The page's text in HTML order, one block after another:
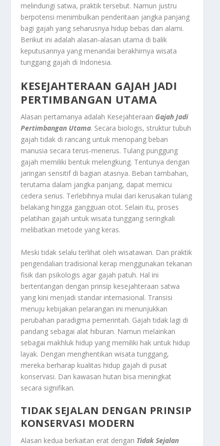
melindungi satwa, praktik tersebut. Namun justru
berpotensi menimbulkan penderitaan jangka panjang
bagi gajah yang seharusnya hidup bebas dan alami.
Berikut ini adalah alasan-alasan utama di balik
keputusannya yang menandai berakhirnya wisata
tunggang gajah di Indonesia.
KESEJAHTERAAN GAJAH JADI
PERTIMBANGAN UTAMA
Alasan pertamanya adalah Kesejahteraan Gajah Jadi
Pertimbangan Utama. Secara biologis, struktur tubuh
gajah tidak di rancang untuk menopang beban
manusia secara terus-menerus. Tulang punggung
gajah memiliki bentuk melengkung. Tentunya dengan
jaringan sensitif di bagian atasnya. Beban tambahan,
terutama dalam jangka panjang, dapat memicu
cedera serius. Terlebihnya mulai dari kerusakan tulang
belakang hingga gangguan otot. Selain itu, proses
pelatihan gajah untuk wisata tunggang seringkali
melibatkan metode yang keras.
Meski tidak selalu terlihat oleh wisatawan. Dan praktik
pengendalian tradisional kerap menggunakan tekanan
fisik dan psikologis agar gajah patuh. Hal ini
bertentangan dengan prinsip kesejahteraan satwa
yang kini menjadi standar internasional. Transisi
menuju kebijakan pelarangan ini menunjukkan
perubahan paradigma pemerintah. Gajah tidak lagi di
pandang sebagai alat hiburan. Namun melainkan
sebagai makhluk hidup yang memiliki hak untuk hidup
layak. Dengan menghentikan wisata tunggang,
mereka berharap kualitas hidup gajah di pusat
konservasi. Dan kawasan hutan bisa meningkat
secara signifikan.
TIDAK SEJALAN DENGAN PRINSIP
KONSERVASI MODERN
Alasan kedua berkaitan erat dengan Tidak Sejalan